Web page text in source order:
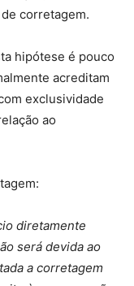
corretagem.
hipótese é pouco
acreditam
exclusividade
ao
diretamente
será devida ao
a corretagem